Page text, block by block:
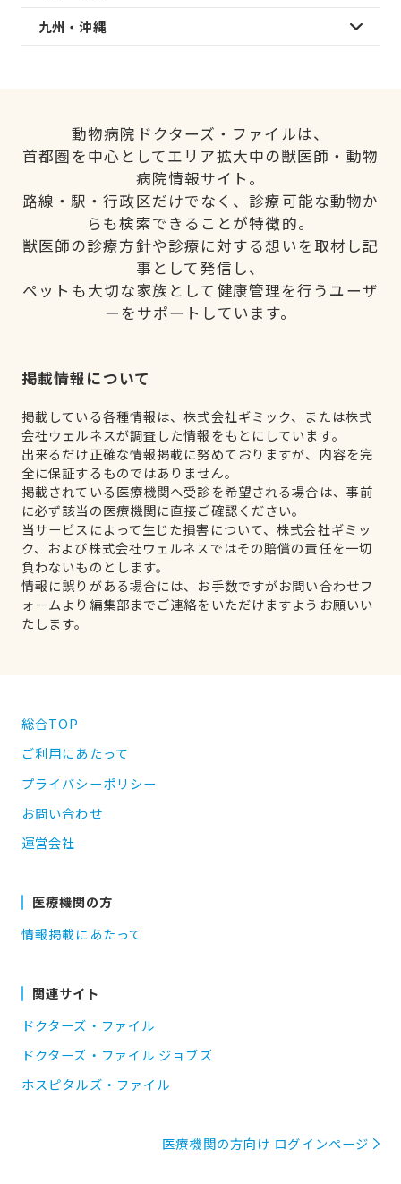
九州・沖縄
動物病院ドクターズ・ファイルは、
首都圏を中心としてエリア拡大中の獣医師・動物
病院情報サイト。
路線・駅・行政区だけでなく、診療可能な動物か
らも検索できることが特徴的。
獣医師の診療方針や診療に対する想いを取材し記
事として発信し、
ペットも大切な家族として健康管理を行うユーザ
ーをサポートしています。
掲載情報について
掲載している各種情報は、株式会社ギミック、または株式
会社ウェルネスが調査した情報をもとにしています。
出来るだけ正確な情報掲載に努めておりますが、内容を完
全に保証するものではありません。
掲載されている医療機関へ受診を希望される場合は、事前
に必ず該当の医療機関に直接ご確認ください。
当サービスによって生じた損害について、株式会社ギミッ
ク、および株式会社ウェルネスではその賠償の責任を一切
負わないものとします。
情報に誤りがある場合には、お手数ですがお問い合わせフ
ォームより編集部までご連絡をいただけますようお願いい
たします。
総合TOP
ご利用にあたって
プライバシーポリシー
お問い合わせ
運営会社
医療機関の方
情報掲載にあたって
関連サイト
ドクターズ・ファイル
ドクターズ・ファイル ジョブズ
ホスピタルズ・ファイル
医療機関の方向け ログインページ